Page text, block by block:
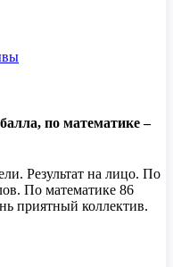
по математике –
Результат на лицо. По
По математике 86
приятный коллектив.